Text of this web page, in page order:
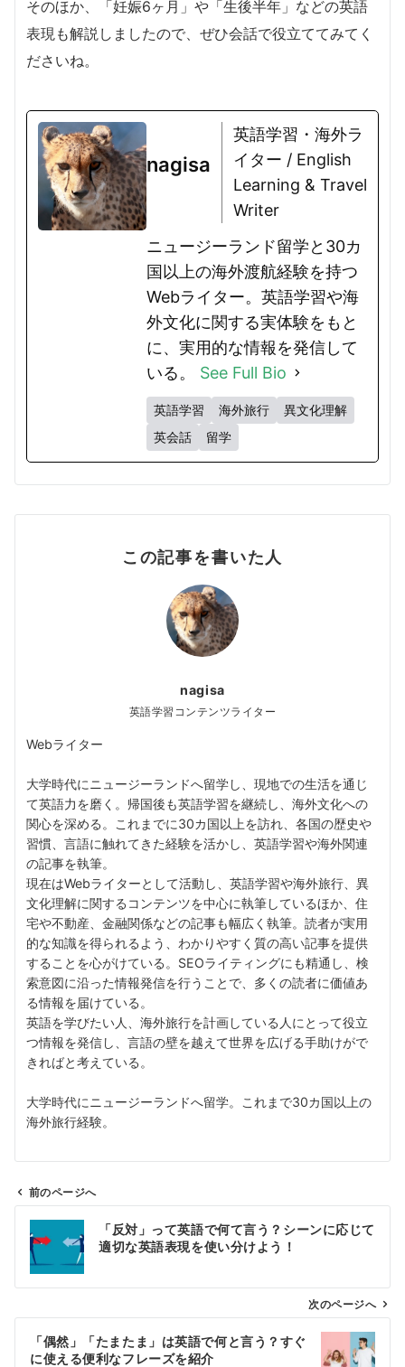
そのほか、「妊娠6ヶ月」や「生後半年」などの英語
表現も解説しましたので、ぜひ会話で役立ててみてく
ださいね。
nagisa
英語学習・海外ラ
イター / English
Learning & Travel
Writer
ニュージーランド留学と30カ
国以上の海外渡航経験を持つ
Webライター。英語学習や海
外文化に関する実体験をもと
に、実用的な情報を発信して
いる。 See Full Bio
英語学習 海外旅行
異文化理解
英会話
留学
この記事を書いた人
nagisa
英語学習コンテンツライター
Webライター
大学時代にニュージーランドへ留学し、現地での生活を通じ
て英語力を磨く。帰国後も英語学習を継続し、海外文化への
関心を深める。これまでに30カ国以上を訪れ、各国の歴史や
習慣、言語に触れてきた経験を活かし、英語学習や海外関連
の記事を執筆。
現在はWebライターとして活動し、英語学習や海外旅行、異
文化理解に関するコンテンツを中心に執筆しているほか、住
宅や不動産、金融関係などの記事も幅広く執筆。読者が実用
的な知識を得られるよう、わかりやすく質の高い記事を提供
することを心がけている。SEOライティングにも精通し、検
索意図に沿った情報発信を行うことで、多くの読者に価値あ
る情報を届けている。
英語を学びたい人、海外旅行を計画している人にとって役立
つ情報を発信し、言語の壁を越えて世界を広げる手助けがで
きればと考えている。
大学時代にニュージーランドへ留学。これまで30カ国以上の
海外旅行経験。
前のページへ
「反対」って英語で何て言う？シーンに応じて
適切な英語表現を使い分けよう！
次のページへ
「偶然」「たまたま」は英語で何と言う？すぐ
に使える便利なフレーズを紹介